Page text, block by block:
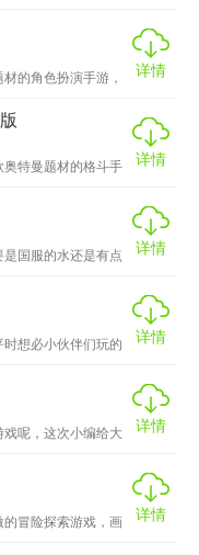
的角色扮演手游，
详情
特曼题材的格斗手
详情
国服的水还是有点
详情
想必小伙伴们玩的
详情
呢，这次小编给大
详情
冒险探索游戏，画
详情